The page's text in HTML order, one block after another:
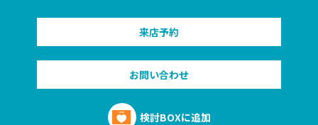
来店予約
お問い合わせ
検討BOXに追加